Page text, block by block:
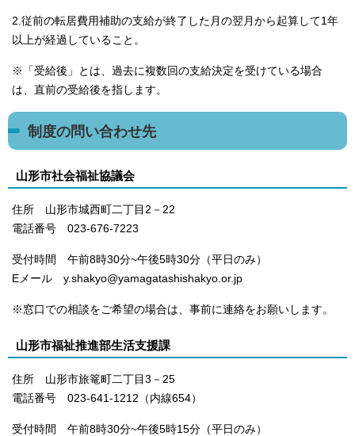
2.従前の転居費用補助の支給が終了した月の翌月から起算して1年
以上が経過していること。
※「受給後」とは、過去に複数回の支給決定を受けている場合
は、直前の受給後を指します。
制度の問い合わせ先
山形市社会福祉協議会
住所 山形市城西町二丁目2－22
電話番号 023-676-7223
受付時間 午前8時30分~午後5時30分（平日のみ）
Eメール y.shakyo@yamagatashishakyo.or.jp
※窓口での相談をご希望の場合は、事前に連絡をお願いします。
山形市福祉推進部生活支援課
住所 山形市旅篭町二丁目3－25
電話番号 023-641-1212（内線654）
受付時間 午前8時30分~午後5時15分（平日のみ）